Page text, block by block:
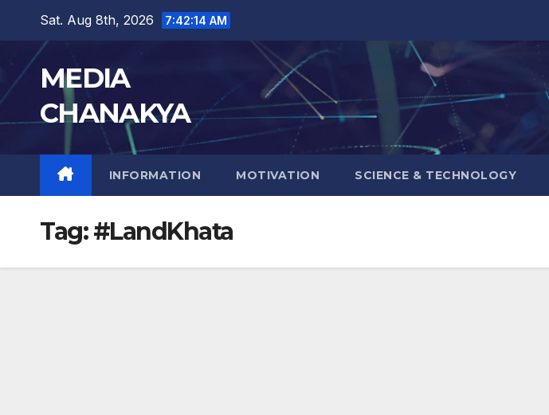
Sat. Aug 8th, 2026 7:42:14 AM
MEDIA
CHANAKYA
INFORMATION MOTIVATION SCIENCE & TECHNOLOGY
Tag:#LandKhata